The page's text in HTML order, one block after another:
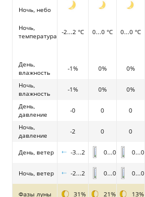
Ночь, небо
Ночь,
температура
-2...2 °C 0...0 °C 0...0 °C
День,
влажность
-1% 0% 0%
Ночь,
влажность
-1% 0% 0%
День,
давление
-0 0 0
Ночь,
давление
-2 0 0
День, ветер -3...2 0...0 0...0
Ночь, ветер -2...2 0...0 0...0
Фазы луны 31% 21% 13%